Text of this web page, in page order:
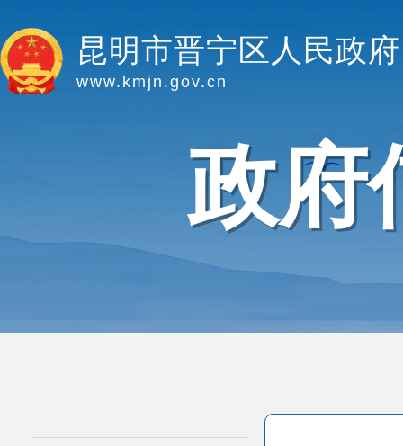
昆明市晋宁区人民政府
www.kmjn.gov.cn
政府